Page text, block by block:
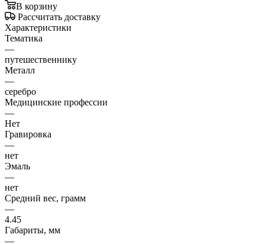
В корзину
Рассчитать доставку
Характеристики
Тематика
—
путешественнику
Металл
—
серебро
Медицинские профессии
—
Нет
Гравировка
—
нет
Эмаль
—
нет
Средний вес, грамм
—
4.45
Габариты, мм
—